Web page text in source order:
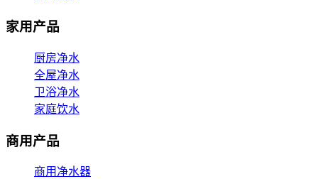
家用产品
厨房净水
全屋净水
卫浴净水
家庭饮水
商用产品
商用净水器